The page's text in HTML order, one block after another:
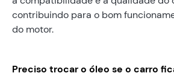
contribuindo para o bom
do motor.
Preciso trocar o óleo se o carro